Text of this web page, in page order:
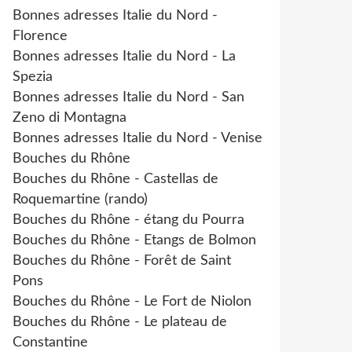
Bonnes adresses Italie du Nord -
Florence
Bonnes adresses Italie du Nord - La
Spezia
Bonnes adresses Italie du Nord - San
Zeno di Montagna
Bonnes adresses Italie du Nord - Venise
Bouches du Rhône
Bouches du Rhône - Castellas de
Roquemartine (rando)
Bouches du Rhône - étang du Pourra
Bouches du Rhône - Etangs de Bolmon
Bouches du Rhône - Forêt de Saint
Pons
Bouches du Rhône - Le Fort de Niolon
Bouches du Rhône - Le plateau de
Constantine